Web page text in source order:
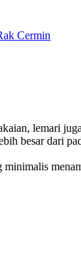
Cermin
lemari
besar dari